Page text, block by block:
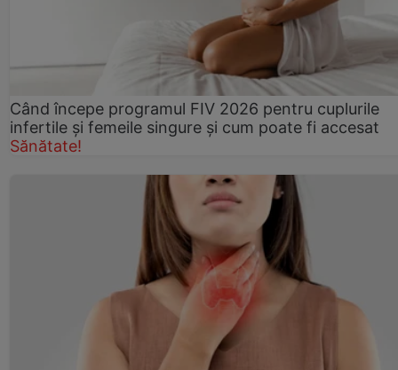
Când începe programul FIV 2026 pentru cuplurile
infertile şi femeile singure şi cum poate fi accesat
Sănătate!